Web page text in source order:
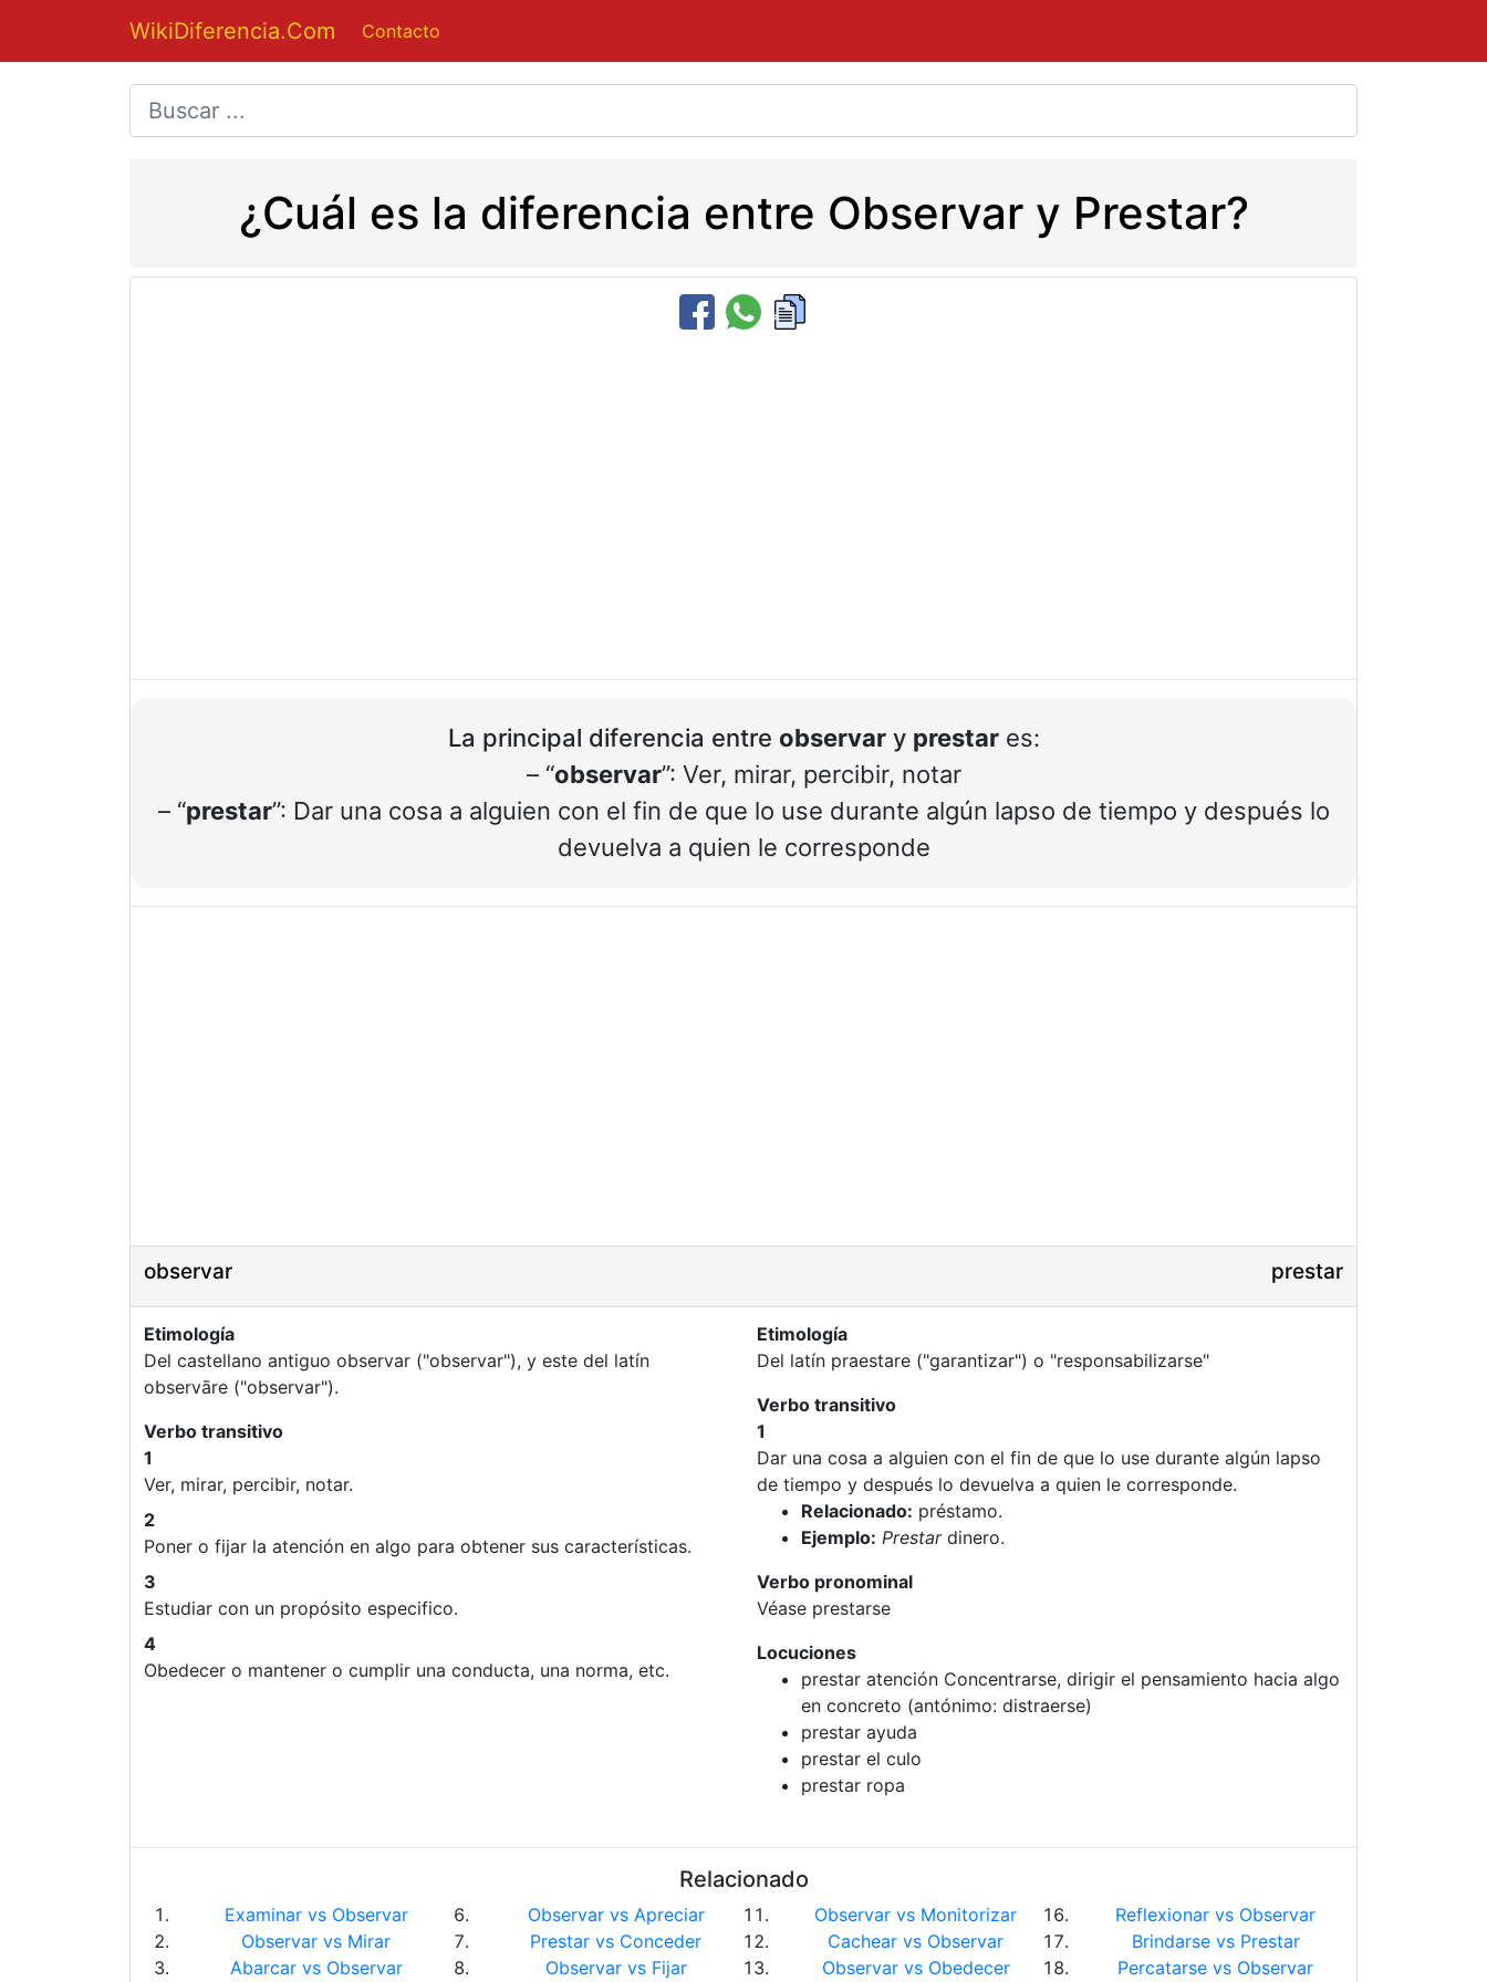
WikiDiferencia.Com Contacto
¿Cuál es la diferencia entre Observar y Prestar?
La principal diferencia entre observary prestares:
– “observar”: Ver, mirar, percibir, notar
– “prestar”: Dar una cosa a alguien con el fin de que lo use durante algún lapso de tiempo y después lo
devuelva a quien le corresponde
observar prestar
Etimología
Del castellano antiguo observar ("observar"), y este del latín
observāre ("observar").
Verbo transitivo
1
Ver, mirar, percibir, notar.
2
Poner o fijar la atención en algo para obtener sus características.
3
Estudiar con un propósito especifico.
4
Obedecer o mantener o cumplir una conducta, una norma, etc.
Etimología
Del latín praestare ("garantizar") o "responsabilizarse"
Verbo transitivo
1
Dar una cosa a alguien con el fin de que lo use durante algún lapso
de tiempo y después lo devuelva a quien le corresponde.
Relacionado: préstamo.
Ejemplo: Prestardinero.
Verbo pronominal
Véase prestarse
Locuciones
prestar atención Concentrarse, dirigir el pensamiento hacia algo
en concreto (antónimo: distraerse)
prestar ayuda
prestar el culo
prestar ropa
Relacionado
Examinar vs Observar
Observar vs Mirar
Abarcar vs Observar
Observar vs Apreciar
Prestar vs Conceder
Observar vs Fijar
Observar vs Monitorizar
Cachear vs Observar
Observar vs Obedecer
Reflexionar vs Observar
Brindarse vs Prestar
Percatarse vs Observar